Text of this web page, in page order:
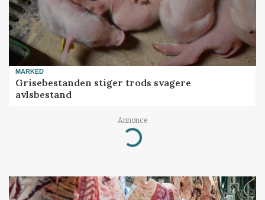
MARKED
Grisebestanden stiger trods svagere
avlsbestand
Annonce
Loading...